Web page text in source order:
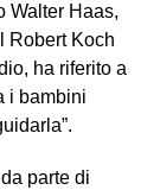
Walter Haas,
Robert Koch
ha riferito a
i bambini
parte di